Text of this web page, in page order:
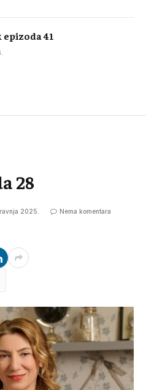
41
28
2025. Nema komentara